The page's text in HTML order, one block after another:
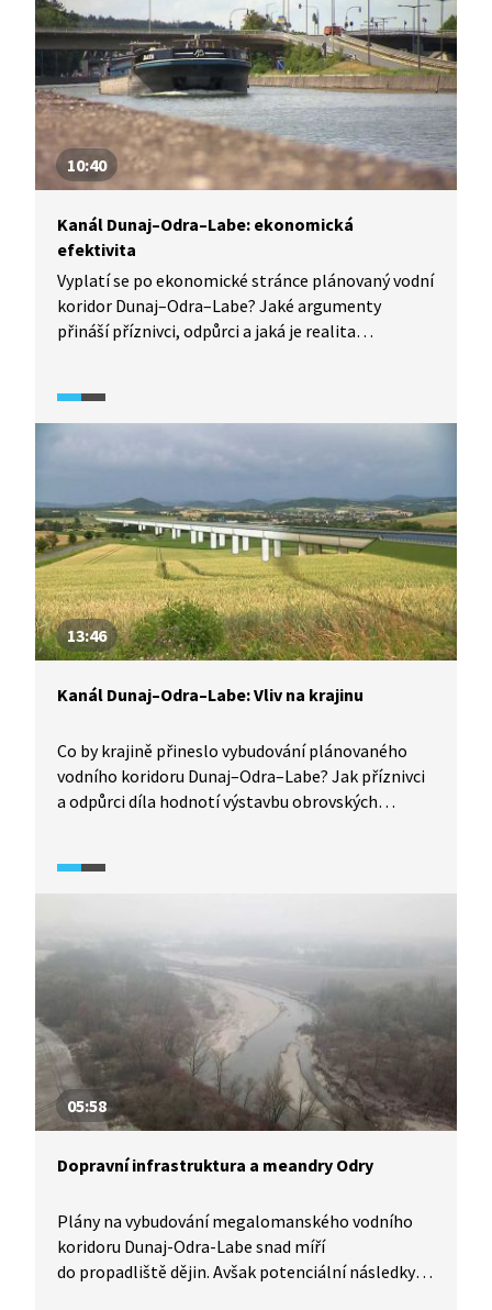
tyto možné dopady vysvětluje. Zpracovatel studie
mu oponuje.
10:40
Kanál Dunaj–Odra–Labe: ekonomická
efektivita
Vyplatí se po ekonomické stránce plánovaný vodní
koridor Dunaj–Odra–Labe? Jaké argumenty
přináší příznivci, odpůrci a jaká je realita
cenu samotné výstavby, vytíženost existujících
rychlost lodní dopravy, návaznost na další typy
zemí, nebo výhled do budoucnosti dopravy.
13:46
Kanál Dunaj–Odra–Labe: Vliv na krajinu
Co by krajině přineslo vybudování plánovaného
vodního koridoru Dunaj–Odra–Labe? Jak příznivci
a odpůrci díla hodnotí výstavbu obrovských
na úroveň hladiny podzemní vody, zásah
pro budoucí dílo se nabízí již existující kanál Rýn–
Mohan–Dunaj.
05:58
Dopravní infrastruktura a meandry Odry
Plány na vybudování megalomanského vodního
koridoru Dunaj-Odra-Labe snad míří
do propadliště dějin. Avšak potenciální následky